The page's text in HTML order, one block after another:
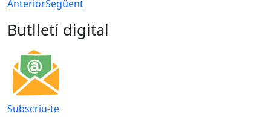
AnteriorSegüent
Butlletí digital
Subscriu-te